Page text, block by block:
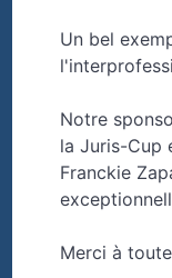
Un bel
Notre
la Juris-Cup
Franckie
Merci à